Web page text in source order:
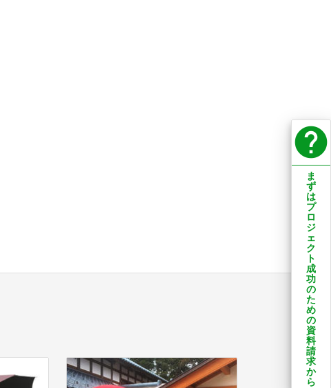
help
ま
ず
は
プ
ロ
ジ
ェ
ク
ト
成
功
の
た
め
の
資
料
請
求
か
ら